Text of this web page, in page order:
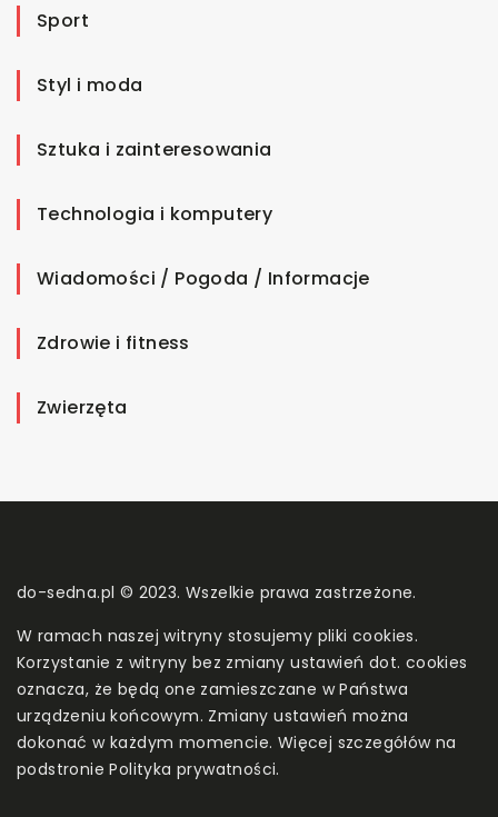
Sport
Styl i moda
Sztuka i zainteresowania
Technologia i komputery
Wiadomości / Pogoda / Informacje
Zdrowie i fitness
Zwierzęta
do-sedna.pl © 2023. Wszelkie prawa zastrzeżone.
W ramach naszej witryny stosujemy pliki cookies.
Korzystanie z witryny bez zmiany ustawień dot. cookies
oznacza, że będą one zamieszczane w Państwa
urządzeniu końcowym. Zmiany ustawień można
dokonać w każdym momencie. Więcej szczegółów na
podstroniePolityka prywatności.